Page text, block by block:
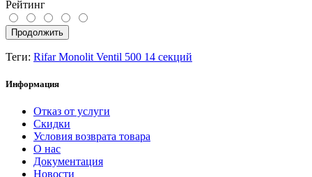
Рейтинг
Продолжить
Теги: Rifar Monolit Ventil 500 14 секций
Информация
Отказ от услуги
Скидки
Условия возврата товара
О нас
Документация
Новости